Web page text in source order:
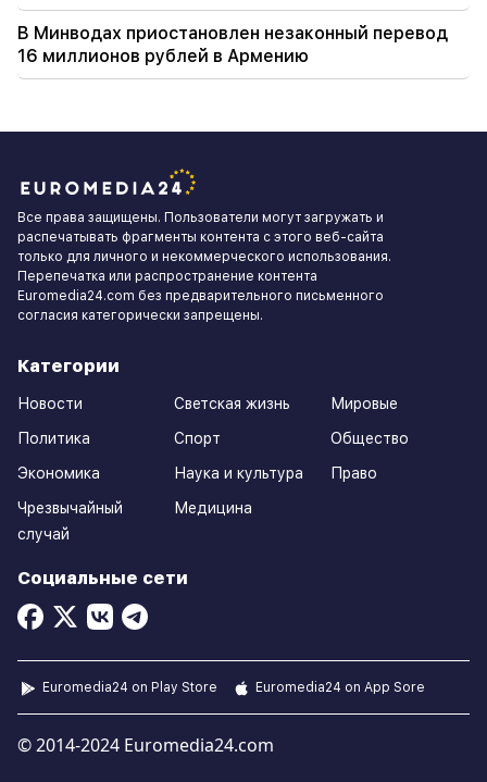
В Минводах приостановлен незаконный перевод
16 миллионов рублей в Армению
Все права защищены. Пользователи могут загружать и
распечатывать фрагменты контента с этого веб-сайта
только для личного и некоммерческого использования.
Перепечатка или распространение контента
Euromedia24.com без предварительного письменного
согласия категорически запрещены.
Категории
Новости
Политика
Экономика
Чрезвычайный
случай
Светская жизнь
Спорт
Наука и культура
Медицина
Мировые
Общество
Право
Социальные сети
© 2014-2024 Euromedia24.com
Euromedia24 on Play Store Euromedia24 on App Sore